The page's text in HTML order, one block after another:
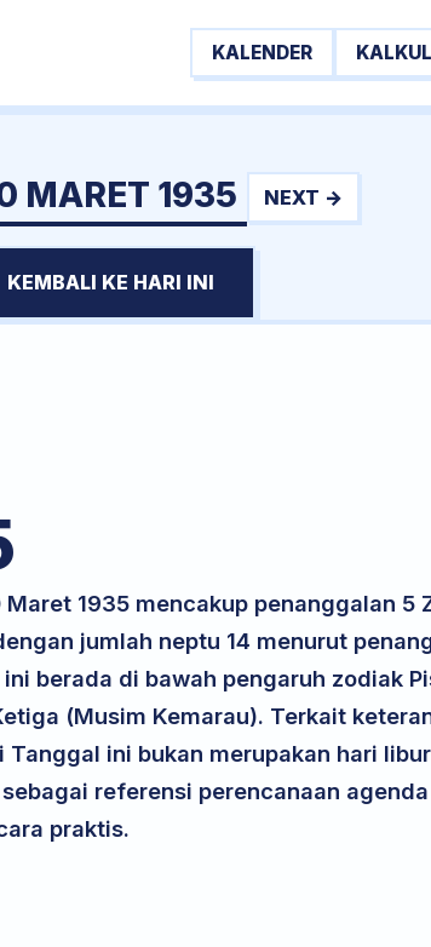
KALENDER
MARET 1935 NEXT →
KEMBALI KE HARI INI
1935 mencakup penanggalan 5
jumlah neptu 14 menurut
berada di bawah pengaruh zodiak
(Musim Kemarau). Terkait
ini bukan merupakan hari libur
referensi perencanaan agenda
praktis.